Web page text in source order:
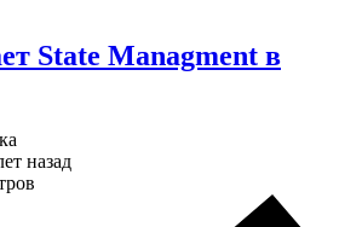
State Managment в
назад